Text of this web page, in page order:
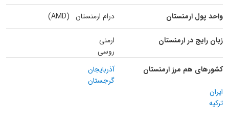
واحد پول ارمنستان درام ارمنستان (AMD)
زبان رایج در ارمنستان
ارمنی
روسی
کشورهای هم مرز ارمنستان
آذربایجان
گرجستان
ایران
ترکیه